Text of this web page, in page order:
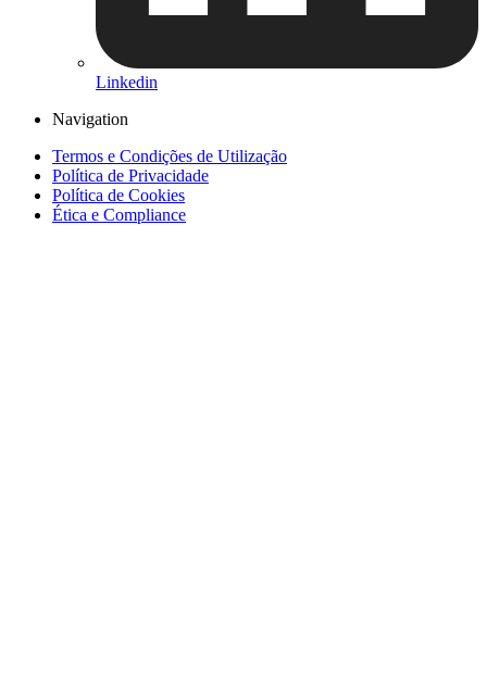
Linkedin
Navigation
Termos e Condições de Utilização
Política de Privacidade
Política de Cookies
Ética e Compliance